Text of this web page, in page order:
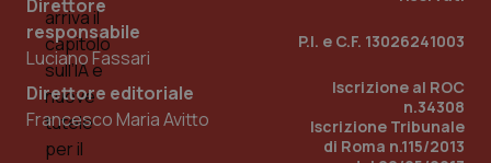
Direttore
responsabile
Luciano Fassari
Direttore editoriale
Francesco Maria Avitto
P.I. e C.F. 13026241003
Iscrizione al ROC
n.34308
Iscrizione Tribunale
di Roma n.115/2013